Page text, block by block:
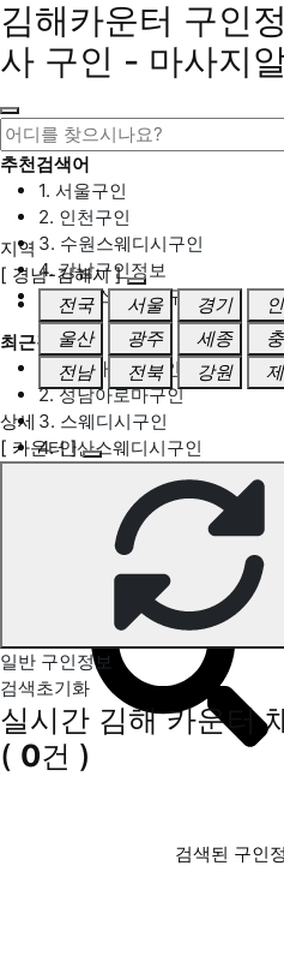
김해카운터 구인
사 구인 - 마사지
추천검색어
1. 서울구인
2. 인천구인
3. 수원스웨디시구인
4. 강남구인정보
5. 동탄스웨디시구인
최근검색어
1. 일산마사지구인
2. 성남아로마구인
3. 스웨디시구인
4. 안산스웨디시구인
김해 카운터 구인정보
지역
[ 경남-김해시 ]
전국
서울 경기
울산
광주 세종
전남
전북 강원
상세
[ 카운터 ]
일반 구인정보
검색초기화
실시간 김해 카운터
( 0건 )
검색된 구인